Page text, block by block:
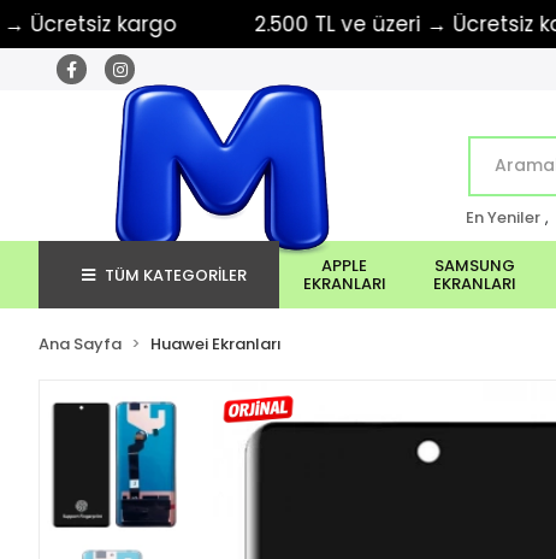
kargo 2.500 TL ve üzeri → Ücretsiz kargo
En Yeniler ,
TÜM KATEGORİLER APPLE
EKRANLARI
SAMSUNG
EKRANLARI
Ana Sayfa Huawei Ekranları